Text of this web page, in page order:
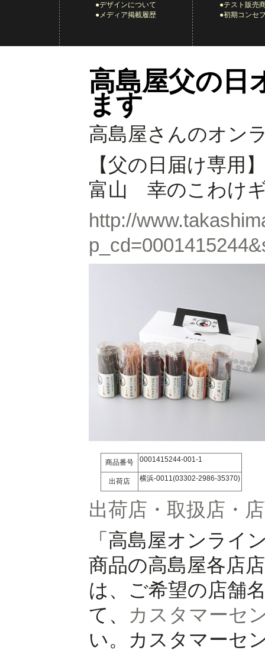
●デザインについて
●メディア掲載履歴
●テスト販売
●初期コンセ
高島屋父の日
ます
高島屋さんのオン
【父の日届け専用
富山 幸のこわけ
http://
商品番号 0001415244-001-1
出荷店 横浜-0011(03302-2986-35370)
出荷店・取扱店・
「高島屋オンライ
商品の高島屋各店
は、ご希望の店舗
て、
カスタマーセ
い。カスタマーセ